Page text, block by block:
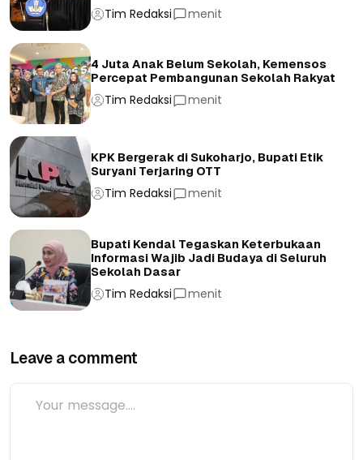
Tim Redaksi menit
4 Juta Anak Belum Sekolah, Kemensos
Percepat Pembangunan Sekolah Rakyat
Tim Redaksi menit
KPK Bergerak di Sukoharjo, Bupati Etik
Suryani Terjaring OTT
Tim Redaksi menit
Bupati Kendal Tegaskan Keterbukaan
Informasi Wajib Jadi Budaya di Seluruh
Sekolah Dasar
Tim Redaksi menit
Leave a comment